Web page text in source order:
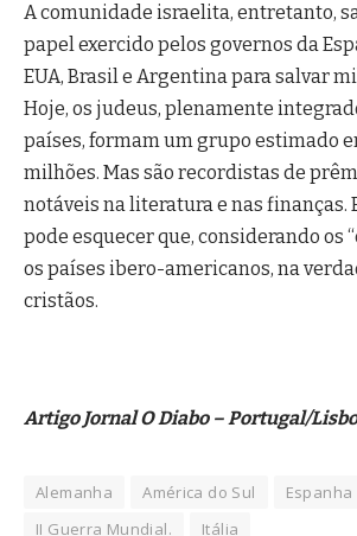
A comunidade israelita, entretanto,
papel exercido pelos governos da
EUA, Brasil e Argentina para salvar
Hoje, os judeus, plenamente
países, formam um grupo estimado
milhões. Mas são recordistas de
notáveis na literatura e nas finanças.
pode esquecer que, considerando os
os países ibero-americanos, na
cristãos.
Artigo Jornal O Diabo – Portugal/
Alemanha América do Sul Espanha
II Guerra Mundial.
Itália